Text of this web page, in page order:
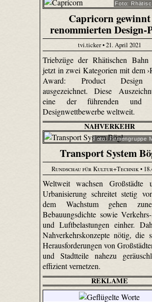
Foto:
Capricorn gewinnt
renommierten Design-
tvi.ticker • 21. April 2021
Triebzüge der Rhätischen Bahn
jetzt in zwei Kategorien mit dem
Award: Product Design
ausgezeichnet. Diese
eine der führenden und
Designwettbewerbe weltweit.
NAHVERKEHR
Foto: Firmengruppe
Transport System
Rundschau für Kultur+Technik•
Weltweit wachsen Großstädte
Urbanisierung schreitet stetig
dem Wachstum gehen
Bebauungsdichte sowie
und Luftbelastungen einher.
Nahverkehrskonzepte nötig, die
Herausforderungen von
und Stadtteile nahezu
effizient vernetzen.
REKLAME